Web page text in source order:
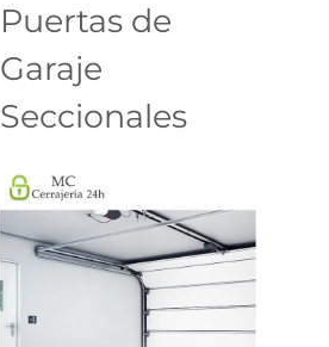
Puertas de
Garaje
Seccionales